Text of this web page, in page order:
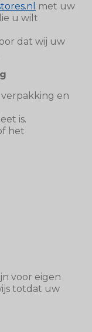
met uw
u wilt
dat wij uw
en
is.
het
voor eigen
totdat uw